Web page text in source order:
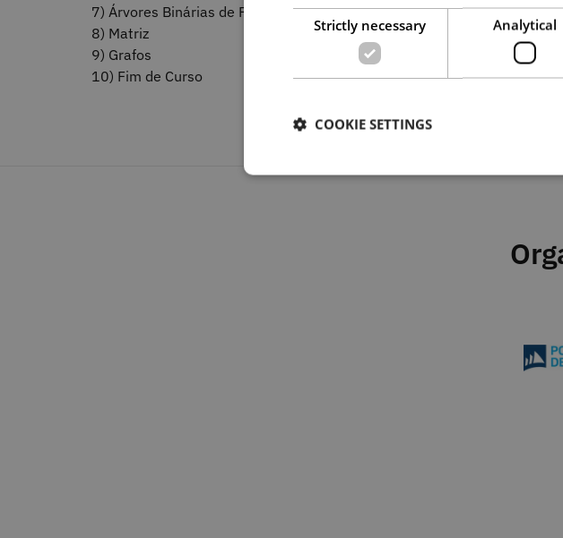
7) Árvores Binárias de Pesquisa
8) Matriz
9) Grafos
10) Fim de Curso
Strictly necessary Analytical
COOKIE SETTINGS